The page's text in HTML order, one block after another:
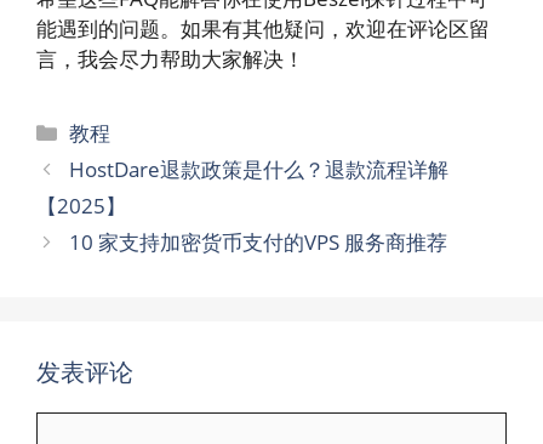
能遇到的问题。如果有其他疑问，欢迎在评论区留
言，我会尽力帮助大家解决！
分
类
教程
HostDare退款政策是什么？退款流程详解
【2025】
10 家支持加密货币支付的VPS 服务商推荐
发表评论